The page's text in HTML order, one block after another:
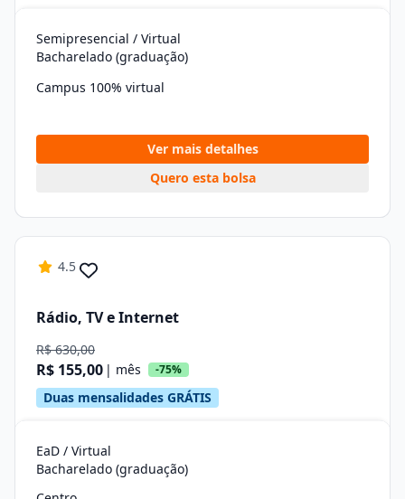
Semipresencial / Virtual
Bacharelado (graduação)
Campus 100% virtual
Ver mais detalhes
Quero esta bolsa
4.5
Rádio, TV e Internet
R$ 630,00
R$ 155,00 | mês -75%
Duas mensalidades GRÁTIS
EaD / Virtual
Bacharelado (graduação)